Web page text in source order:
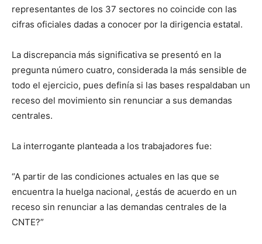
representantes de los 37 sectores no coincide con las
cifras oficiales dadas a conocer por la dirigencia estatal.
La discrepancia más significativa se presentó en la
pregunta número cuatro, considerada la más sensible de
todo el ejercicio, pues definía si las bases respaldaban un
receso del movimiento sin renunciar a sus demandas
centrales.
La interrogante planteada a los trabajadores fue:
“A partir de las condiciones actuales en las que se
encuentra la huelga nacional, ¿estás de acuerdo en un
receso sin renunciar a las demandas centrales de la
CNTE?”